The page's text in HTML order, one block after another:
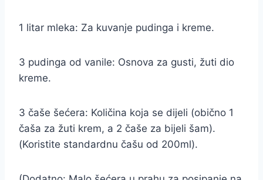
1 litar mleka: Za kuvanje pudinga i kreme.
3 pudinga od vanile: Osnova za gusti, žuti dio
kreme.
3 čaše šećera: Količina koja se dijeli (obično 1
čaša za žuti krem, a 2 čaše za bijeli šam).
(Koristite standardnu čašu od 200ml).